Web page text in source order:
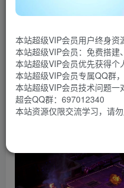
《Subverse》是一款
队伍，并驾驶太空船探索星
物兵器来协助战斗。此外，
感，随着游戏表现的提升
等……
本站超级VIP会员用户终身资
本站超级VIP会员：免费搭
本站超级VIP会员优先获得个
本站超级VIP会员专属QQ群
本站超级VIP会员技术问题一
超会QQ群：697012340
本站资源仅限交流学习，请勿